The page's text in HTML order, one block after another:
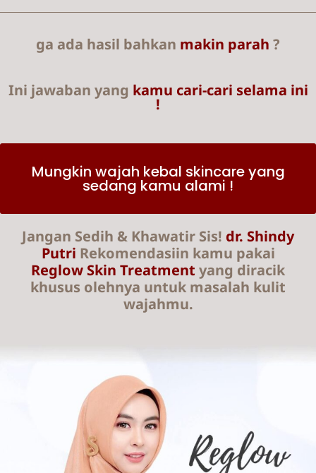
ga ada hasil bahkan makin parah ?
Ini jawaban yang kamu cari-cari selama ini
!
Mungkin wajah kebal skincare yang
sedang kamu alami !
Jangan Sedih & Khawatir Sis! dr. Shindy
Putri Rekomendasiin kamu pakai
Reglow Skin Treatment yang diracik
khusus olehnya untuk masalah kulit
wajahmu.